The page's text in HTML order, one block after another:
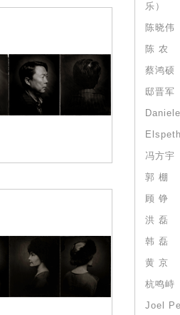
乐）
陈晓伟
陈 农
蔡鸿硕
邸晋军
冯方宇
郭 棚
顾 铮
洪 磊
韩 磊
黄 京
杭鸣峙
Joel